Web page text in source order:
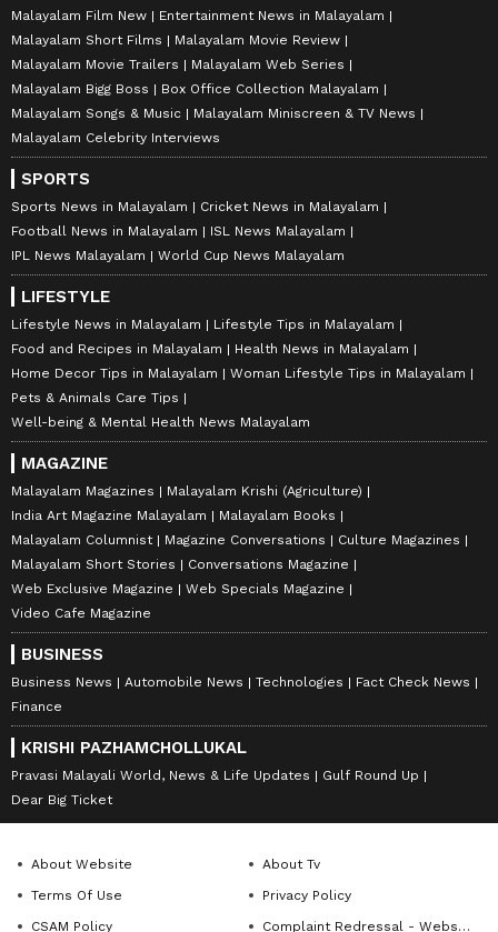
Malayalam Film New
Entertainment News in Malayalam
Malayalam Short Films
Malayalam Movie Review
Malayalam Movie Trailers
Malayalam Web Series
Malayalam Bigg Boss
Box Office Collection Malayalam
Malayalam Songs & Music
Malayalam Miniscreen & TV News
Malayalam Celebrity Interviews
SPORTS
Sports News in Malayalam
Cricket News in Malayalam
Football News in Malayalam
ISL News Malayalam
IPL News Malayalam
World Cup News Malayalam
LIFESTYLE
Lifestyle News in Malayalam
Lifestyle Tips in Malayalam
Food and Recipes in Malayalam
Health News in Malayalam
Home Decor Tips in Malayalam
Woman Lifestyle Tips in Malayalam
Pets & Animals Care Tips
Well-being & Mental Health News Malayalam
MAGAZINE
Malayalam Magazines
Malayalam Krishi (Agriculture)
India Art Magazine Malayalam
Malayalam Books
Malayalam Columnist
Magazine Conversations
Culture Magazines
Malayalam Short Stories
Conversations Magazine
Web Exclusive Magazine
Web Specials Magazine
Video Cafe Magazine
BUSINESS
Business News Automobile News Technologies
Fact Check News
Finance
KRISHI PAZHAMCHOLLUKAL
Pravasi Malayali World, News & Life Updates
Gulf Round Up
Dear Big Ticket
About Website
About Tv
Terms Of Use
Privacy Policy
CSAM Policy
Complaint Redressal - Website